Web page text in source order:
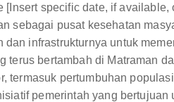
specific date, if available,
sebagai pusat kesehatan
infrastrukturnya untuk
terus bertambah di Matraman
termasuk pertumbuhan
pemerintah yang bertujuan